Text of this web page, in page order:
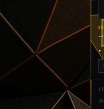
▸
//